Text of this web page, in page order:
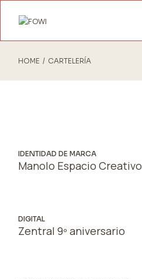
Skip
content
HOME CARTELERÍA
IDENTIDAD DE MARCA
Manolo Espacio Creativo
DIGITAL
Zentral 9º aniversario